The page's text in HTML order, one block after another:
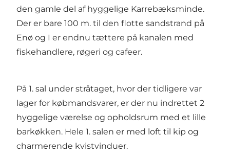
den gamle del af hyggelige Karrebæksminde.
Der er bare 100 m. til den flotte sandstrand på
Enø og I er endnu tættere på kanalen med
fiskehandlere, røgeri og cafeer.
På 1. sal under stråtaget, hvor der tidligere var
lager for købmandsvarer, er der nu indrettet 2
hyggelige værelse og opholdsrum med et lille
barkøkken. Hele 1. salen er med loft til kip og
charmerende kvistvinduer.